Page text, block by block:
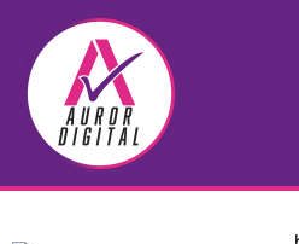
contenu